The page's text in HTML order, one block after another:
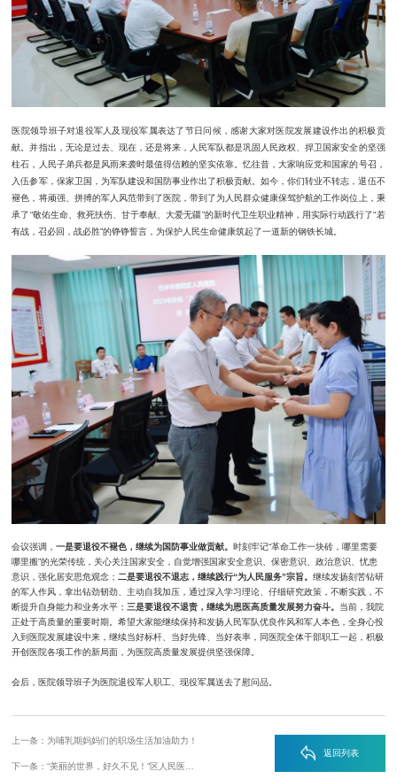
医院领导班子对退役军人及现役军属表达了节日问候，感谢大家对医院发展建设作出的积极贡
献。并指出， 无论是过去、现在，还是将来，人民军队都是巩固人民政权、捍卫国家安全的坚强
柱石，人民子弟兵都是风雨来袭时最值得信赖的坚实依靠。忆往昔，大家响应党和国家的号召，
入伍参军，保家卫国，为军队建设和国防事业作出了积极贡献。如今，你们转业不转志，退伍不
褪色， 将顽强、拼搏的军人风范带到了医院，带到了为人民群众健康保驾护航的工作岗位上，秉
承了“敬佑生命、救死扶伤、甘于奉献、大爱无疆”的新时代卫生职业精神，用实际行动践行了“若
有战，召必回，战必胜”的铮铮誓言，为保护人民生命健康筑起了一道新的钢铁长城。
会议强调，一是要退役不褪色，继续为国防事业做贡献。时刻牢记“革命工作一块砖，哪里需要
哪里搬”的光荣传统，关心关注国家安全，自觉增强国家安全意识、保密意识、政治意识、忧患
意识，强化居安思危观念； 二是要退役不退志，继续践行“为人民服务”宗旨。继续发扬刻苦钻研
的军人作风，拿出钻劲韧劲、主动自我加压，通过深入学习理论、仔细研究政策，不断实践，不
断提升自身能力和业务水平；三是要退役不退责，继续为恩医高质量发展努力奋斗。 当前，我院
正处于高质量的重要时期。希望大家能继续保持和发扬人民军队优良作风和军人本色，全身心投
入到医院发展建设中来，继续当好标杆、当好先锋、当好表率，同医院全体干部职工一起，积极
开创医院各项工作的新局面，为医院高质量发展提供坚强保障。
会后，医院领导班子为医院退役军人职工、现役军属送去了慰问品。
上一条：为哺乳期妈妈们的职场生活加油助力！
返回列表